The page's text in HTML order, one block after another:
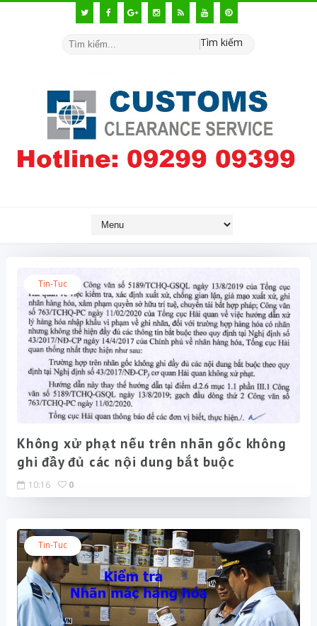
Tìm kiếm
Tin-Tuc
Không xử phạt nếu trên nhãn gốc không
ghi đầy đủ các nội dung bắt buộc
10:16 0
Tin-Tuc